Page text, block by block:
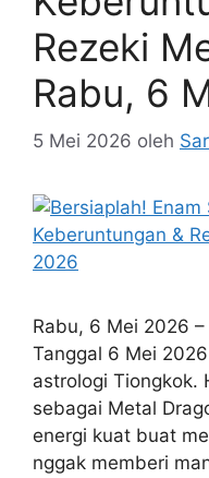
Rezeki
Rabu, 6
5 Mei 2026 oleh
Rabu, 6 Mei 2026
Tanggal 6 Mei
astrologi Tiongkok.
sebagai Metal
energi kuat buat
nggak memberi